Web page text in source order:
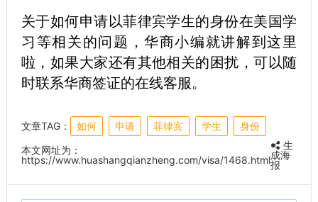
关于如何申请以菲律宾学生的身份在美国学
习等相关的问题，华商小编就讲解到这里
啦，如果大家还有其他相关的困扰，可以随
时联系华商签证的在线客服。
文章TAG： 如何 申请 菲律宾 学生
身份
本文网址为：
https://www.huashangqianzheng.com/visa/1468.html
生
成海
报